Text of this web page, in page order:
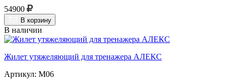
54900
В корзину
В наличии
Жилет утяжеляющий для тренажера АЛЕКС
Артикул: М06